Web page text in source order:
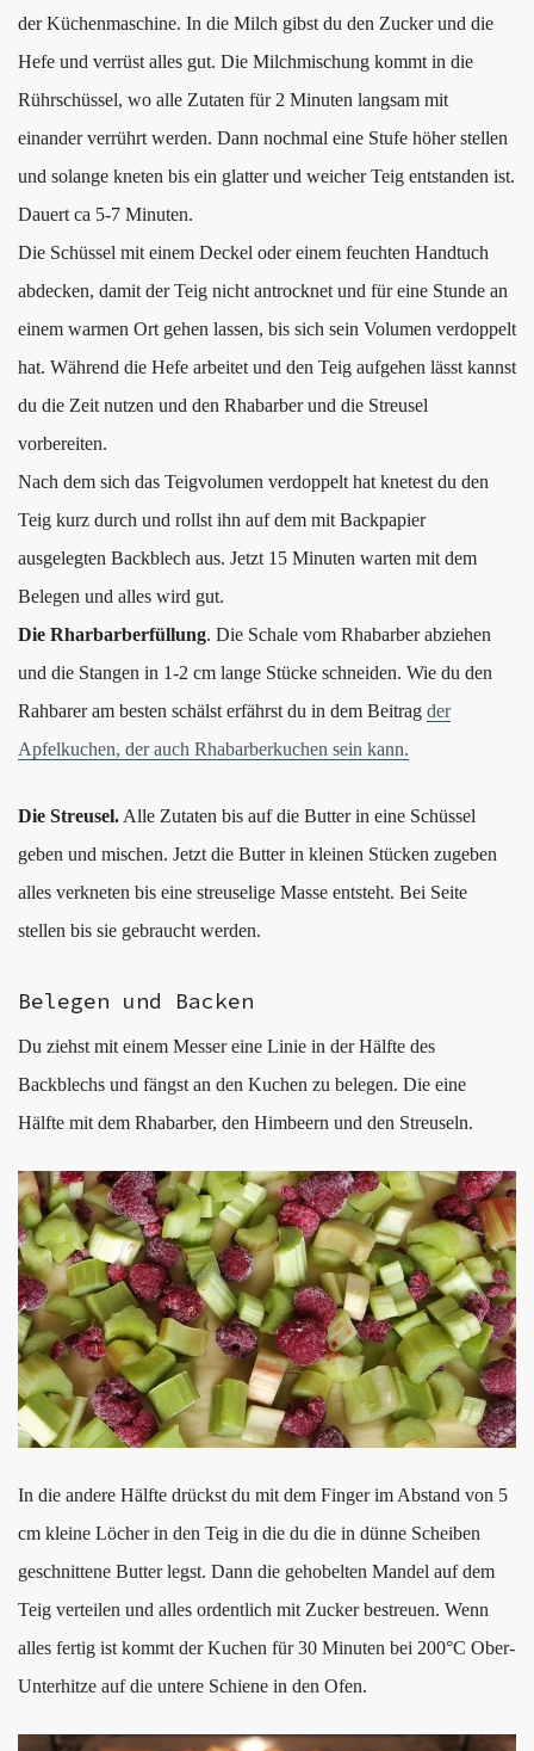
der Küchenmaschine. In die Milch gibst du den Zucker und die
Hefe und verrüst alles gut. Die Milchmischung kommt in die
Rührschüssel, wo alle Zutaten für 2 Minuten langsam mit
einander verrührt werden. Dann nochmal eine Stufe höher stellen
und solange kneten bis ein glatter und weicher Teig entstanden ist.
Dauert ca 5-7 Minuten.
Die Schüssel mit einem Deckel oder einem feuchten Handtuch
abdecken, damit der Teig nicht antrocknet und für eine Stunde an
einem warmen Ort gehen lassen, bis sich sein Volumen verdoppelt
hat. Während die Hefe arbeitet und den Teig aufgehen lässt kannst
du die Zeit nutzen und den Rhabarber und die Streusel
vorbereiten.
Nach dem sich das Teigvolumen verdoppelt hat knetest du den
Teig kurz durch und rollst ihn auf dem mit Backpapier
ausgelegten Backblech aus. Jetzt 15 Minuten warten mit dem
Belegen und alles wird gut.
Die Rharbarberfüllung. Die Schale vom Rhabarber abziehen
und die Stangen in 1-2 cm lange Stücke schneiden. Wie du den
Rahbarer am besten schälst erfährst du in dem Beitrag der
Apfelkuchen, der auch Rhabarberkuchen sein kann.
Die Streusel. Alle Zutaten bis auf die Butter in eine Schüssel
geben und mischen. Jetzt die Butter in kleinen Stücken zugeben
alles verkneten bis eine streuselige Masse entsteht. Bei Seite
stellen bis sie gebraucht werden.
Belegen und Backen
Du ziehst mit einem Messer eine Linie in der Hälfte des
Backblechs und fängst an den Kuchen zu belegen. Die eine
Hälfte mit dem Rhabarber, den Himbeern und den Streuseln.
In die andere Hälfte drückst du mit dem Finger im Abstand von 5
cm kleine Löcher in den Teig in die du die in dünne Scheiben
geschnittene Butter legst. Dann die gehobelten Mandel auf dem
Teig verteilen und alles ordentlich mit Zucker bestreuen. Wenn
alles fertig ist kommt der Kuchen für 30 Minuten bei 200°C Ober-
Unterhitze auf die untere Schiene in den Ofen.